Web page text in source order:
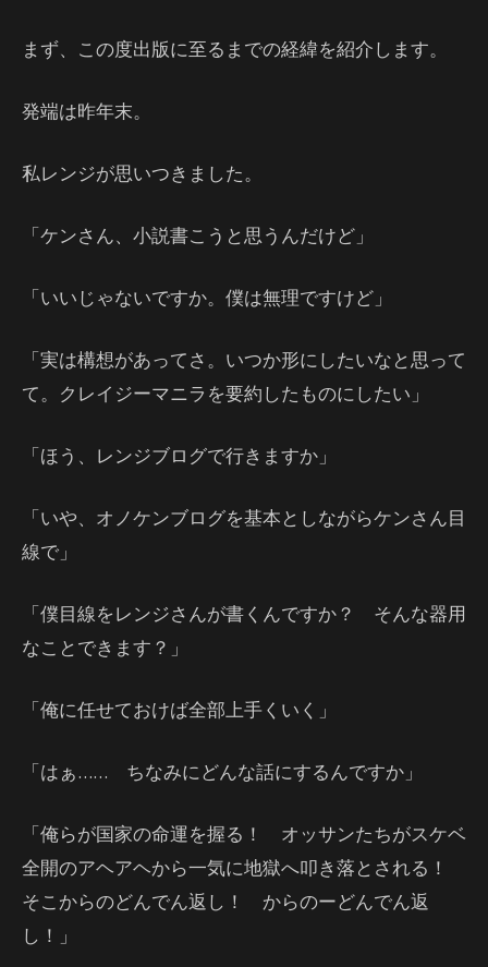
まず、この度出版に至るまでの経緯を紹介します。
発端は昨年末。
私レンジが思いつきました。
「ケンさん、小説書こうと思うんだけど」
「いいじゃないですか。僕は無理ですけど」
「実は構想があってさ。いつか形にしたいなと思って
て。クレイジーマニラを要約したものにしたい」
「ほう、レンジブログで行きますか」
「いや、オノケンブログを基本としながらケンさん目
線で」
「僕目線をレンジさんが書くんですか？ そんな器用
なことできます？」
「俺に任せておけば全部上手くいく」
「はぁ…… ちなみにどんな話にするんですか」
「俺らが国家の命運を握る！ オッサンたちがスケベ
全開のアヘアヘから一気に地獄へ叩き落とされる！
そこからのどんでん返し！ からのーどんでん返
し！」